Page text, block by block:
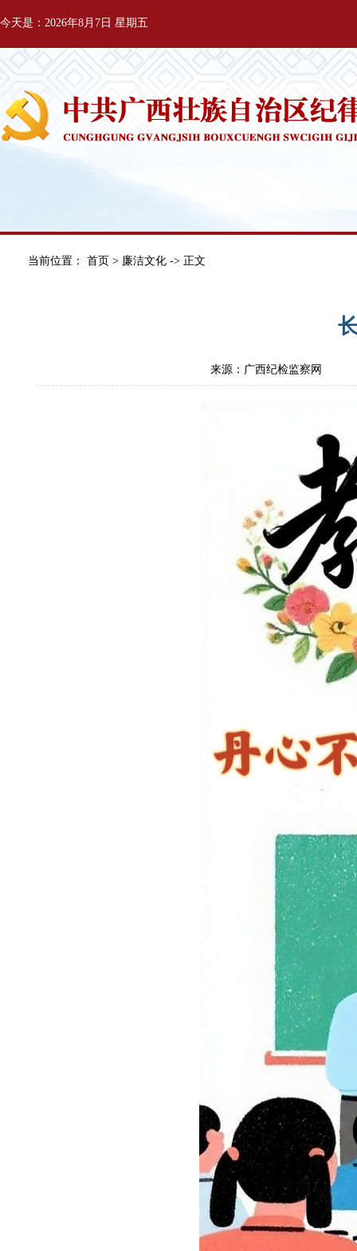
今天是：2026年8月7日 星期五
当前位置： 首页 > 廉洁文化 -> 正文
来源：广西纪检监察网